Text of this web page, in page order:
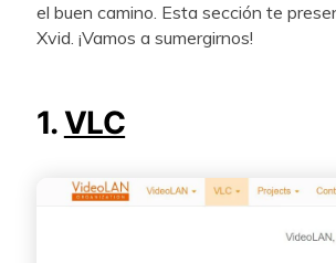
el buen camino. Esta sección te
Xvid. ¡Vamos a sumergirnos!
1.VLC